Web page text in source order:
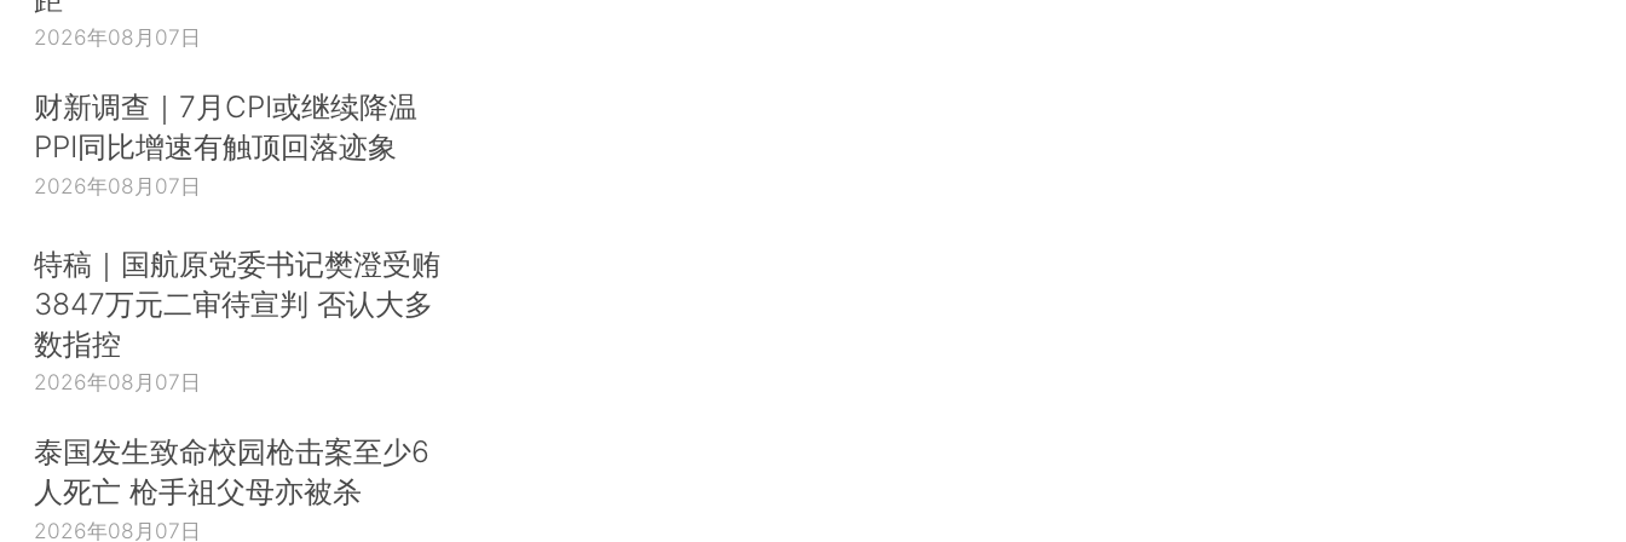
2026年08月07日
财新调查｜7月CPI或继续降温
PPI同比增速有触顶回落迹象
2026年08月07日
特稿｜国航原党委书记樊澄受贿
3847万元二审待宣判 否认大多
数指控
2026年08月07日
泰国发生致命校园枪击案至少6
人死亡 枪手祖父母亦被杀
2026年08月07日